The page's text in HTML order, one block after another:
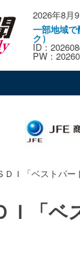
2026年8月
一部地域
ク）
ID：
PW：
ＤＩ「ベストパ
Ｉ「ベ